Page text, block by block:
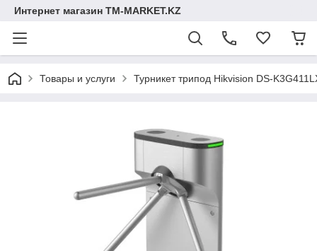
Интернет магазин TM-MARKET.KZ
Товары и услуги Турникет трипод Hikvision DS-